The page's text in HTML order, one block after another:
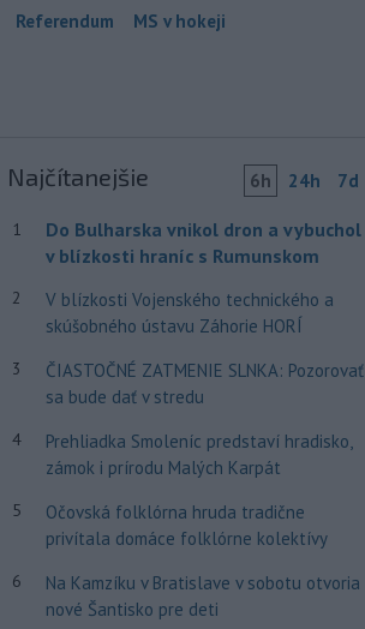
Referendum MS v hokeji
Najčítanejšie 6h 24h 7d
1
Do Bulharska vnikol dron a vybuchol
v blízkosti hraníc s Rumunskom
2
V blízkosti Vojenského technického a
skúšobného ústavu Záhorie HORÍ
3
ČIASTOČNÉ ZATMENIE SLNKA: Pozorovať
sa bude dať v stredu
4
Prehliadka Smoleníc predstaví hradisko,
zámok i prírodu Malých Karpát
5
Očovská folklórna hruda tradične
privítala domáce folklórne kolektívy
6
Na Kamzíku v Bratislave v sobotu otvoria
nové Šantisko pre deti